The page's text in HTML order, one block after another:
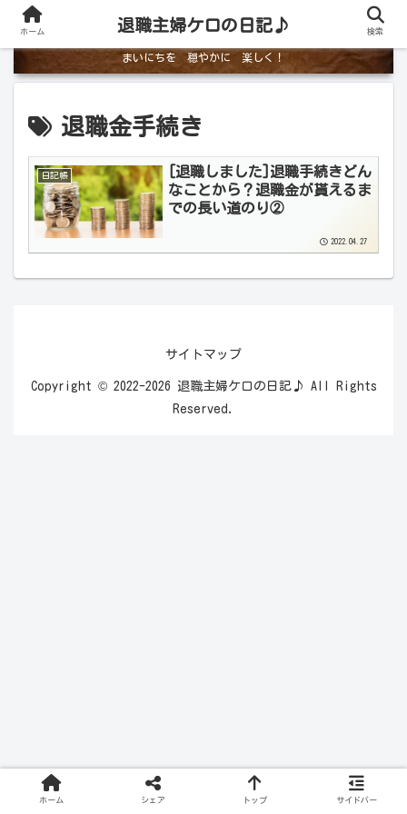
まいにちを 穏やかに 楽しく！
退職金手続き
日記帳
[退職しました]退職手続きどん
なことから？退職金が貰えるま
での長い道のり②
2022.04.27
サイトマップ
Copyright © 2022-2026 退職主婦ケロの日記♪ All Rights
Reserved.
ホーム 退職主婦ケロの日記♪ 検索
ホーム シェア トップ サイドバー